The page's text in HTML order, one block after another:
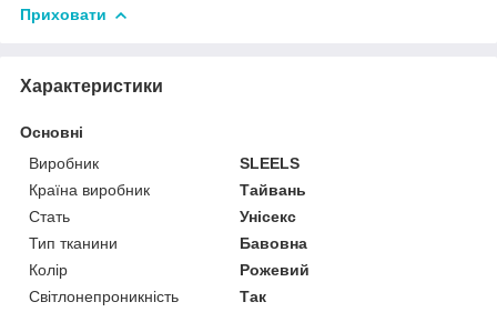
Приховати
Характеристики
Основні
Виробник
SLEELS
Країна виробник
Тайвань
Стать
Унісекс
Тип тканини
Бавовна
Колір
Рожевий
Світлонепроникність
Так